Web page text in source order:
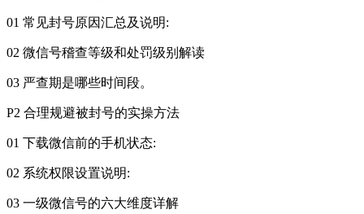
01 常见封号原因汇总及说明:
02 微信号稽查等级和处罚级别解读
03 严查期是哪些时间段。
P2 合理规避被封号的实操方法
01 下载微信前的手机状态:
02 系统权限设置说明:
03 一级微信号的六大维度详解